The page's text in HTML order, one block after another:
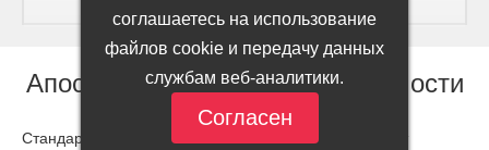
Апостиль на справку о несудимости
Стандартная справка об отсутствии судимости может
соглашаетесь на использование
файлов cookie и передачу данных
службам веб-аналитики.
Согласен